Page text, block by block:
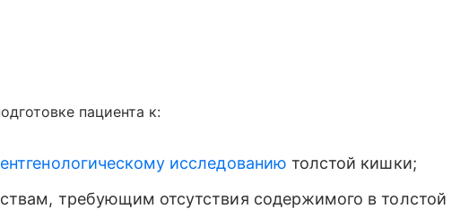
пациента к:
исследованию толстой кишки;
требующим отсутствия содержимого в толстой